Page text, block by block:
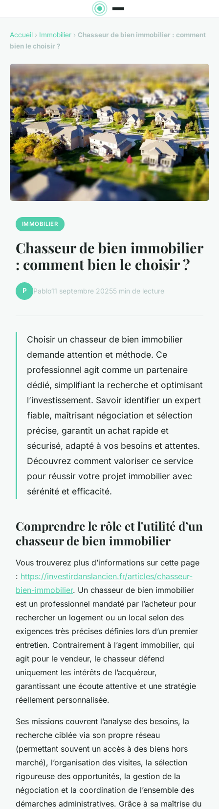
Accueil › Immobilier › Chasseur de bien immobilier : comment
bien le choisir ?
IMMOBILIER
Chasseur de bien immobilier
: comment bien le choisir ?
P Pablo11 septembre 20255 min de lecture
Choisir un chasseur de bien immobilier
demande attention et méthode. Ce
professionnel agit comme un partenaire
dédié, simplifiant la recherche et optimisant
l’investissement. Savoir identifier un expert
fiable, maîtrisant négociation et sélection
précise, garantit un achat rapide et
sécurisé, adapté à vos besoins et attentes.
Découvrez comment valoriser ce service
pour réussir votre projet immobilier avec
sérénité et efficacité.
Comprendre le rôle et l'utilité d’un
chasseur de bien immobilier
Vous trouverez plus d’informations sur cette page
: https://investirdanslancien.fr/articles/chasseur-
bien-immobilier. Un chasseur de bien immobilier
est un professionnel mandaté par l’acheteur pour
rechercher un logement ou un local selon des
exigences très précises définies lors d’un premier
entretien. Contrairement à l’agent immobilier, qui
agit pour le vendeur, le chasseur défend
uniquement les intérêts de l’acquéreur,
garantissant une écoute attentive et une stratégie
réellement personnalisée.
Ses missions couvrent l’analyse des besoins, la
recherche ciblée via son propre réseau
(permettant souvent un accès à des biens hors
marché), l’organisation des visites, la sélection
rigoureuse des opportunités, la gestion de la
négociation et la coordination de l’ensemble des
démarches administratives. Grâce à sa maîtrise du